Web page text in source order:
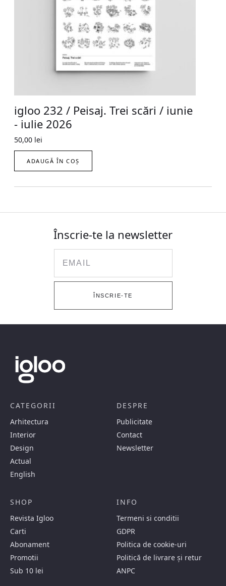
igloo 232 / Peisaj. Trei scări / iunie
- iulie 2026
50,00 lei
ADAUGĂ ÎN COȘ
Înscrie-te la newsletter
ÎNSCRIE-TE
CATEGORII
Arhitectura
Interior
Design
Actual
English
DESPRE
Publicitate
Contact
Newsletter
SHOP
Revista Igloo
Carti
Abonament
Promotii
Sub 10 lei
INFO
Termeni si conditii
GDPR
Politica de cookie-uri
Politică de livrare și retur
ANPC